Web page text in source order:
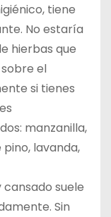
tiene
No estaría
hierbas que
el
si tienes
manzanilla,
lavanda,
cansado suele
Sin